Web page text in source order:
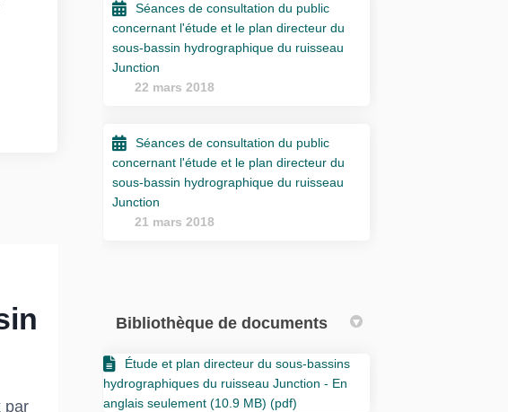
Séances de consultation du public
concernant l'étude et le plan directeur du
sous-bassin hydrographique du ruisseau
Junction
22 mars 2018
Séances de consultation du public
concernant l'étude et le plan directeur du
sous-bassin hydrographique du ruisseau
Junction
21 mars 2018
Bibliothèque de documents
Étude et plan directeur du sous-bassins
hydrographiques du ruisseau Junction - En
anglais seulement (10.9 MB) (pdf)